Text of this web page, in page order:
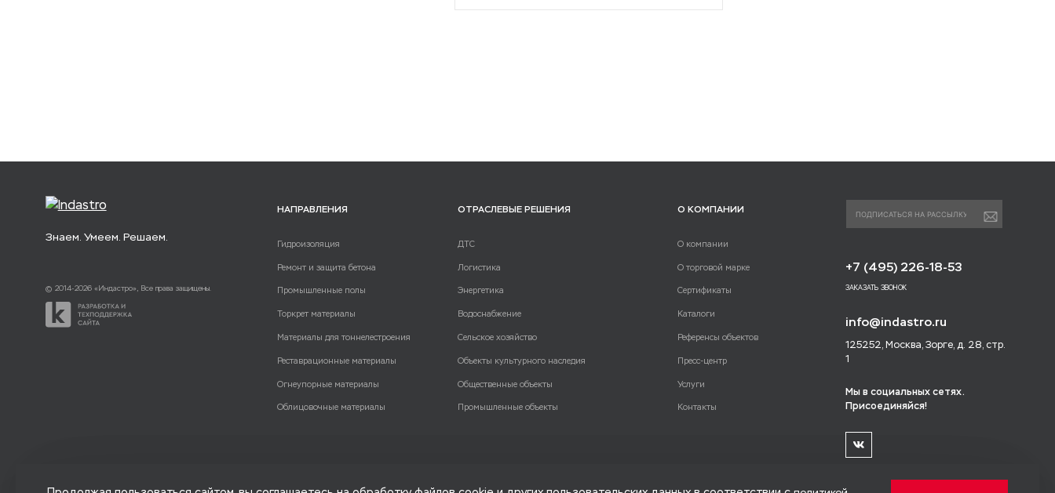
Знаем. Умеем. Решаем.
© 2014-2026 «Индастро», Все права защищены.
НАПРАВЛЕНИЯ
Гидроизоляция
Ремонт и защита бетона
Промышленные полы
Торкрет материалы
Материалы для тоннелестроения
Реставрационные материалы
Огнеупорные материалы
Облицовочные материалы
ОТРАСЛЕВЫЕ РЕШЕНИЯ
ДТС
Логистика
Энергетика
Водоснабжение
Сельское хозяйство
Объекты культурного наследия
Общественные объекты
Промышленные объекты
О КОМПАНИИ
О компании
О торговой марке
Сертификаты
Каталоги
Референсы объектов
Пресс-центр
Услуги
Контакты
+7 (495) 226-18-53
ЗАКАЗАТЬ ЗВОНОК
info@indastro.ru
125252, Москва, Зорге, д. 28, стр.
1
Мы в социальных сетях.
Присоединяйся!